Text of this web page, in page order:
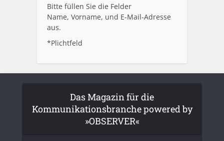
Alternative:
Bitte füllen Sie die Felder
Name, Vorname, und E-Mail-Adresse
aus.
*Plichtfeld
Das Magazin für die
Kommunikationsbranche powered by
»OBSERVER«